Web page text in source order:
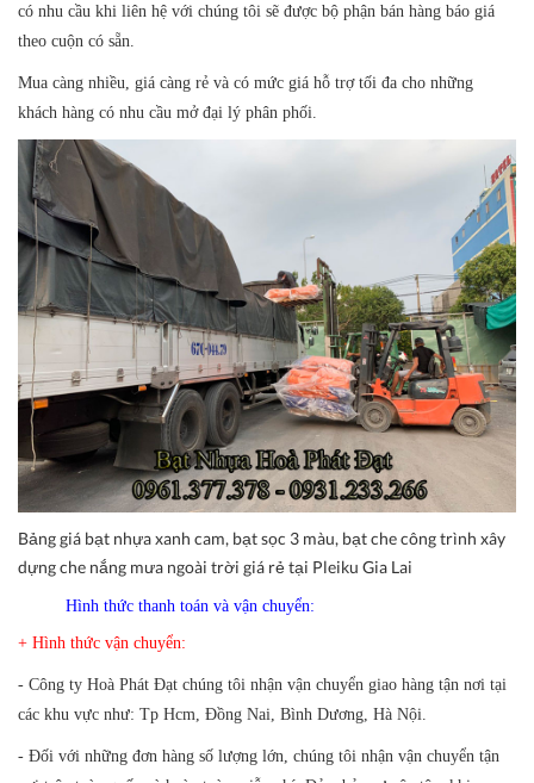
có nhu cầu khi liên hệ với chúng tôi sẽ được bộ phận bán hàng báo giá
theo cuộn có sẵn.
Mua càng nhiều, giá càng rẻ và có mức giá hỗ trợ tối đa cho những
khách hàng có nhu cầu mở đại lý phân phối.
Bảng giá bạt nhựa xanh cam, bạt sọc 3 màu, bạt che công trình xây
dựng che nắng mưa ngoài trời giá rẻ tại Pleiku Gia Lai
Hình thức thanh toán và vận chuyển:
+ Hình thức vận chuyển:
- Công ty Hoà Phát Đạt chúng tôi nhận vận chuyển giao hàng tận nơi tại
các khu vực như: Tp Hcm, Đồng Nai, Bình Dương, Hà Nội.
- Đối với những đơn hàng số lượng lớn, chúng tôi nhận vận chuyển tận